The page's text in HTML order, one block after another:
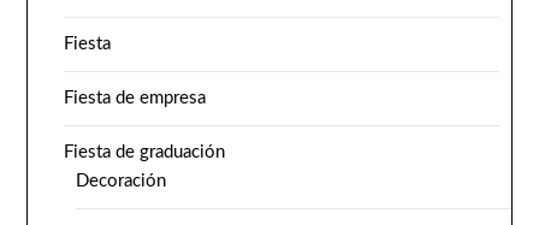
Fiesta
Fiesta de empresa
Fiesta de graduación
Decoración